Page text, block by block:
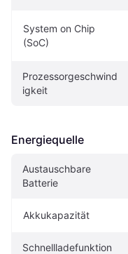
System on Chip
(SoC)
Prozessorgeschwind
igkeit
Energiequelle
Austauschbare
Batterie
Akkukapazität
Schnellladefunktion